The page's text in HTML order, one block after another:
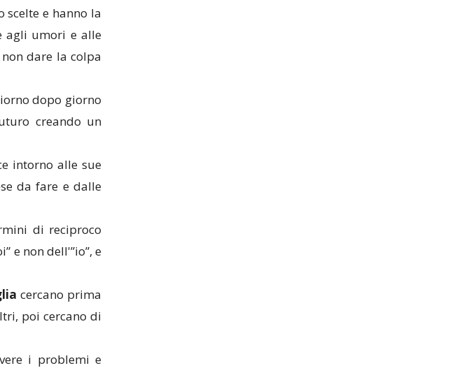
scelte e hanno la
agli umori e alle
dare la colpa
dopo giorno
creando un
intorno alle sue
da fare e dalle
di reciproco
e non dell'”io”, e
cercano prima
poi cercano di
i problemi e